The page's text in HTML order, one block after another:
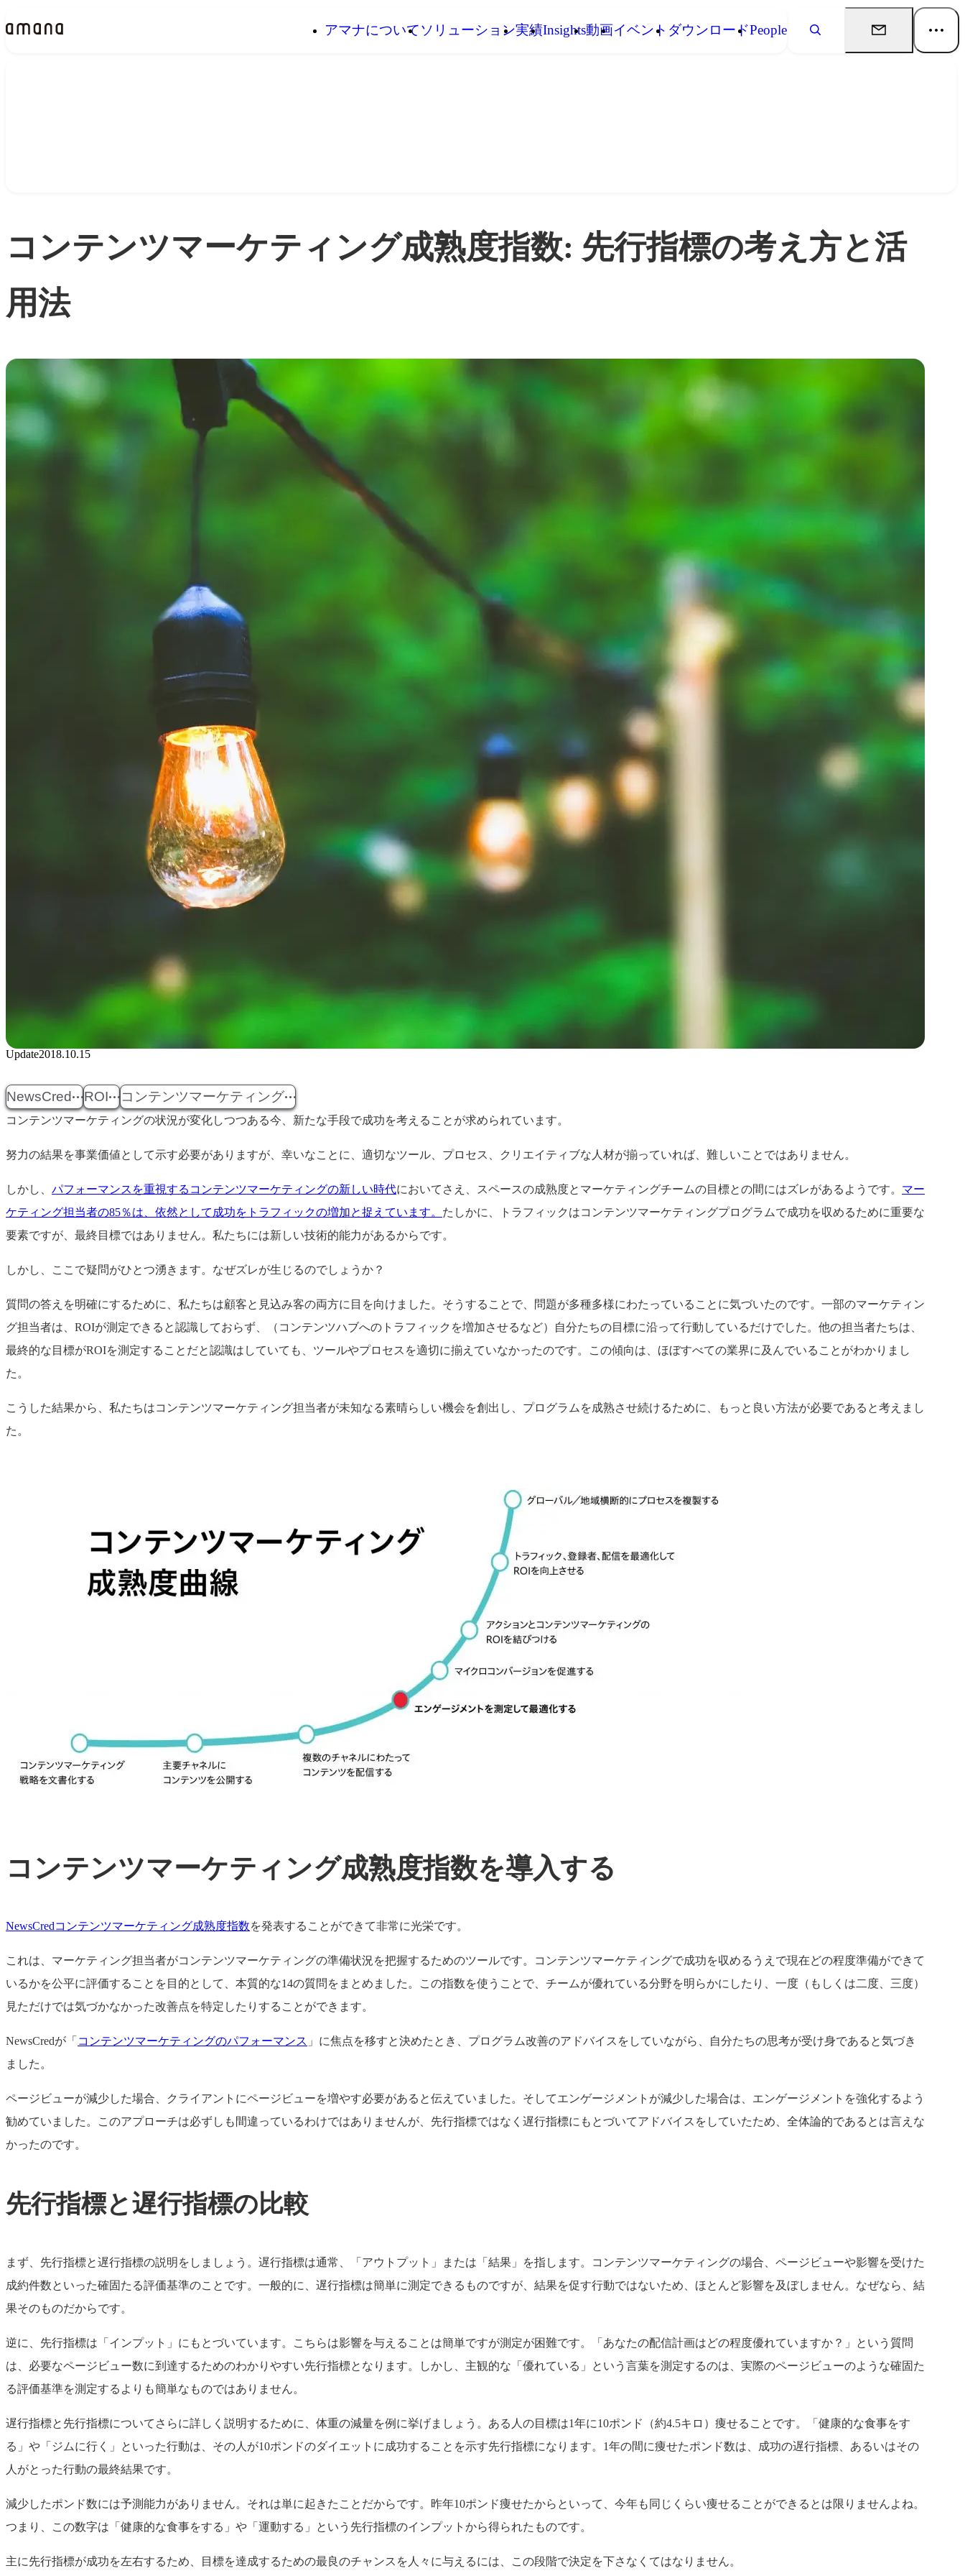
アマナについてソリューション実績Insights動画イベント ダウンロードPeople
コンテンツマーケティング成熟度指数: 先行指標の考え方と活
用法
Update2018.10.15
NewsCred ROI コンテンツマーケティング
コンテンツマーケティングの状況が変化しつつある今、新たな手段で成功を考えることが求められています。
努力の結果を事業価値として示す必要がありますが、幸いなことに、適切なツール、プロセス、クリエイティブな人材が揃っていれば、難しいことではありません。
しかし、 パフォーマンスを重視するコンテンツマーケティングの新しい時代においてさえ、スペースの成熟度とマーケティングチームの目標との間にはズレがあるようです。 マー
ケティング担当者の85％は、依然として成功をトラフィックの増加と捉えています。 たしかに、トラフィックはコンテンツマーケティングプログラムで成功を収めるために重要な
要素ですが、最終目標ではありません。私たちには新しい技術的能力があるからです。
しかし、ここで疑問がひとつ湧きます。なぜズレが生じるのでしょうか？
質問の答えを明確にするために、私たちは顧客と見込み客の両方に目を向けました。そうすることで、問題が多種多様にわたっていることに気づいたのです。一部のマーケティン
グ担当者は、ROIが測定できると認識しておらず、（コンテンツハブへのトラフィックを増加させるなど）自分たちの目標に沿って行動しているだけでした。他の担当者たちは、
最終的な目標がROIを測定することだと認識はしていても、ツールやプロセスを適切に揃えていなかったのです。この傾向は、ほぼすべての業界に及んでいることがわかりまし
た。
こうした結果から、私たちはコンテンツマーケティング担当者が未知なる素晴らしい機会を創出し、プログラムを成熟させ続けるために、もっと良い方法が必要であると考えまし
た。
コンテンツマーケティング成熟度指数を導入する
NewsCredコンテンツマーケティング成熟度指数を発表することができて非常に光栄です。
これは、マーケティング担当者がコンテンツマーケティングの準備状況を把握するためのツールです。コンテンツマーケティングで成功を収めるうえで現在どの程度準備ができて
いるかを公平に評価することを目的として、本質的な14の質問をまとめました。この指数を使うことで、チームが優れている分野を明らかにしたり、一度（もしくは二度、三度）
見ただけでは気づかなかった改善点を特定したりすることができます。
NewsCredが「 コンテンツマーケティングのパフォーマンス 」に焦点を移すと決めたとき、プログラム改善のアドバイスをしていながら、自分たちの思考が受け身であると気づき
ました。
ページビューが減少した場合、クライアントにページビューを増やす必要があると伝えていました。そしてエンゲージメントが減少した場合は、エンゲージメントを強化するよう
勧めていました。このアプローチは必ずしも間違っているわけではありませんが、先行指標ではなく遅行指標にもとづいてアドバイスをしていたため、全体論的であるとは言えな
かったのです。
先行指標と遅行指標の比較
まず、先行指標と遅行指標の説明をしましょう。遅行指標は通常、「アウトプット」または「結果」を指します。コンテンツマーケティングの場合、ページビューや影響を受けた
成約件数といった確固たる評価基準のことです。一般的に、遅行指標は簡単に測定できるものですが、結果を促す行動ではないため、ほとんど影響を及ぼしません。なぜなら、結
果そのものだからです。
逆に、先行指標は「インプット」にもとづいています。こちらは影響を与えることは簡単ですが測定が困難です。「あなたの配信計画はどの程度優れていますか？」という質問
は、必要なページビュー数に到達するためのわかりやすい先行指標となります。しかし、主観的な「優れている」という言葉を測定するのは、実際のページビューのような確固た
る評価基準を測定するよりも簡単なものではありません。
遅行指標と先行指標についてさらに詳しく説明するために、体重の減量を例に挙げましょう。ある人の目標は1年に10ポンド（約4.5キロ）痩せることです。「健康的な食事をす
る」や「ジムに行く」といった行動は、その人が10ポンドのダイエットに成功することを示す先行指標になります。1年の間に痩せたポンド数は、成功の遅行指標、あるいはその
人がとった行動の最終結果です。
減少したポンド数には予測能力がありません。それは単に起きたことだからです。昨年10ポンド痩せたからといって、今年も同じくらい痩せることができるとは限りませんよね。
つまり、この数字は「健康的な食事をする」や「運動する」という先行指標のインプットから得られたものです。
主に先行指標が成功を左右するため、目標を達成するための最良のチャンスを人々に与えるには、この段階で決定を下さなくてはなりません。